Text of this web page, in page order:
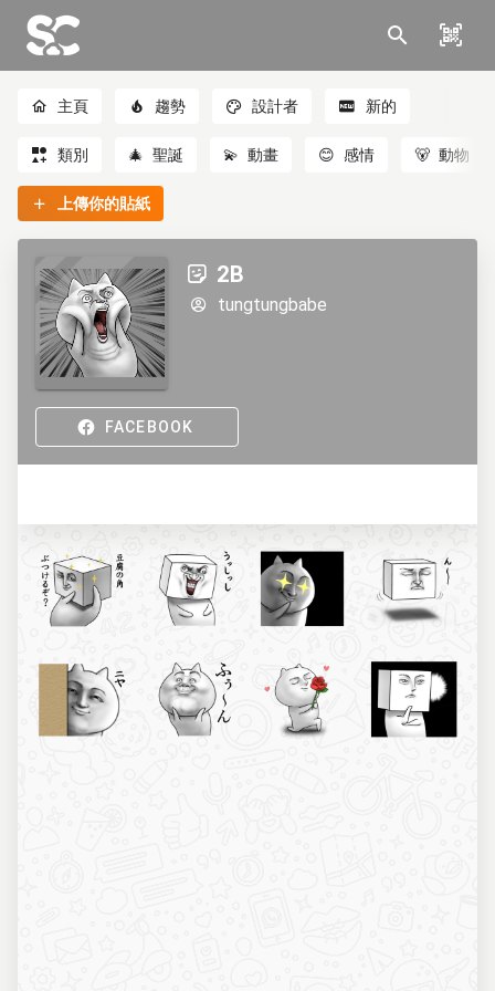
主頁 趨勢 設計者 新的
類別 🎄 聖誕 💫 動畫 😊 感情 🐻 動物
上傳你的貼紙
2B
tungtungbabe
FACEBOOK